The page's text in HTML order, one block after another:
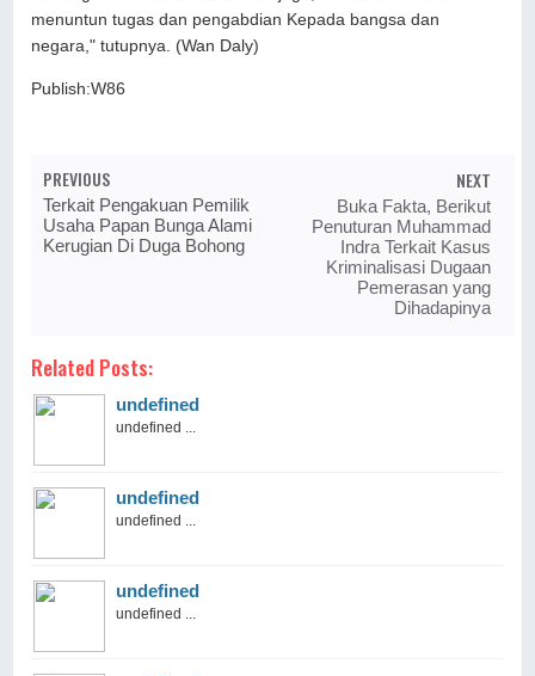
menuntun tugas dan pengabdian Kepada bangsa dan
negara," tutupnya. (Wan Daly)
Publish:W86
PREVIOUS
Terkait Pengakuan Pemilik
Usaha Papan Bunga Alami
Kerugian Di Duga Bohong
NEXT
Buka Fakta, Berikut
Penuturan Muhammad
Indra Terkait Kasus
Kriminalisasi Dugaan
Pemerasan yang
Dihadapinya
Related Posts:
undefined
undefined ...
undefined
undefined ...
undefined
undefined ...